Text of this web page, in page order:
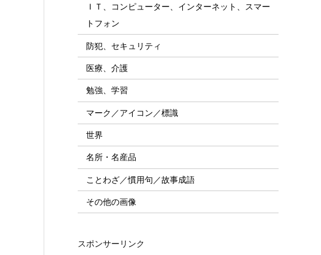
ＩＴ、コンピューター、インターネット、スマー
トフォン
防犯、セキュリティ
医療、介護
勉強、学習
マーク／アイコン／標識
世界
名所・名産品
ことわざ／慣用句／故事成語
その他の画像
スポンサーリンク